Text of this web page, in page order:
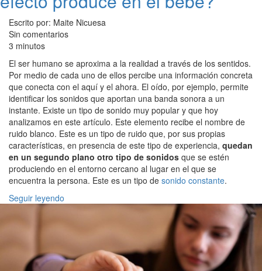
Escrito por: Maite Nicuesa
Sin comentarios
3 minutos
El ser humano se aproxima a la realidad a través de los sentidos.
Por medio de cada uno de ellos percibe una información concreta
que conecta con el aquí y el ahora. El oído, por ejemplo, permite
identificar los sonidos que aportan una banda sonora a un
instante. Existe un tipo de sonido muy popular y que hoy
analizamos en este artículo. Este elemento recibe el nombre de
ruido blanco. Este es un tipo de ruido que, por sus propias
características, en presencia de este tipo de experiencia, quedan
en un segundo plano otro tipo de sonidos que se estén
produciendo en el entorno cercano al lugar en el que se
encuentra la persona. Este es un tipo de sonido constante.
Seguir leyendo